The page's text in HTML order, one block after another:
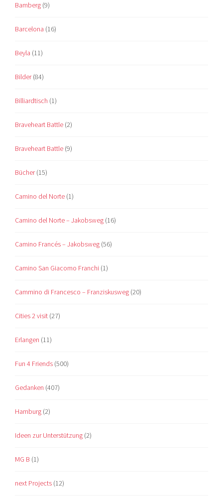
Bamberg (9)
Barcelona (16)
Beyla (11)
Bilder(84)
Billiardtisch (1)
Braveheart Battle (2)
Braveheart Battle (9)
Bücher(15)
Camino del Norte (1)
Camino del Norte – Jakobsweg (16)
Camino Francés – Jakobsweg (56)
Camino San Giacomo Franchi (1)
Cammino di Francesco – Franziskusweg (20)
Cities 2 visit (27)
Erlangen (11)
Fun 4 Friends (500)
Gedanken (407)
Hamburg (2)
Ideen zur Unterstützung (2)
MG B (1)
next Projects (12)